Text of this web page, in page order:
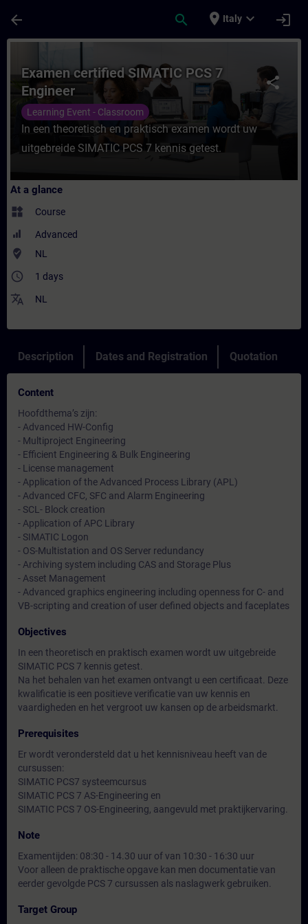
arrow_back search place Italy expand_more login
share
Examen certified SIMATIC PCS 7
Engineer
Learning Event - Classroom
In een theoretisch en praktisch examen wordt uw
uitgebreide SIMATIC PCS 7 kennis getest.
At a glance
widgets Course
Advanced
where_to_vote NL
access_time 1 days
translate NL
Description Dates and Registration Quotation
Content
Hoofdthema’s zijn:
- Advanced HW-Config
- Multiproject Engineering
- Efficient Engineering & Bulk Engineering
- License management
- Application of the Advanced Process Library (APL)
- Advanced CFC, SFC and Alarm Engineering
- SCL- Block creation
- Application of APC Library
- SIMATIC Logon
- OS-Multistation and OS Server redundancy
- Archiving system including CAS and Storage Plus
- Asset Management
- Advanced graphics engineering including openness for C- and
VB-scripting and creation of user defined objects and faceplates
Objectives
In een theoretisch en praktisch examen wordt uw uitgebreide
SIMATIC PCS 7 kennis getest.
Na het behalen van het examen ontvangt u een certificaat. Deze
kwalificatie is een positieve verificatie van uw kennis en
vaardigheden en het vergroot uw kansen op de arbeidsmarkt.
Prerequisites
Er wordt verondersteld dat u het kennisniveau heeft van de
cursussen:
SIMATIC PCS7 systeemcursus
SIMATIC PCS 7 AS-Engineering en
SIMATIC PCS 7 OS-Engineering, aangevuld met praktijkervaring.
Note
Examentijden: 08:30 - 14.30 uur of van 10:30 - 16:30 uur
Voor alleen de praktische opgave kan men documentatie van
eerder gevolgde PCS 7 cursussen als naslagwerk gebruiken.
Target Group